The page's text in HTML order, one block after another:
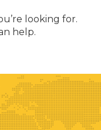
looking for.
help.